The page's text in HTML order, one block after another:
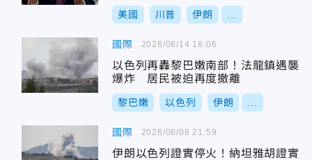
美國 川普 伊朗
國際
以色列再轟黎巴嫩南部！法龍鎮遇襲
爆炸 居民被迫再度撤離
黎巴嫩 以色列 伊朗
2026/06/14 16:06
國際
伊朗以色列證實停火！納坦雅胡證實
2026/06/08 21:59